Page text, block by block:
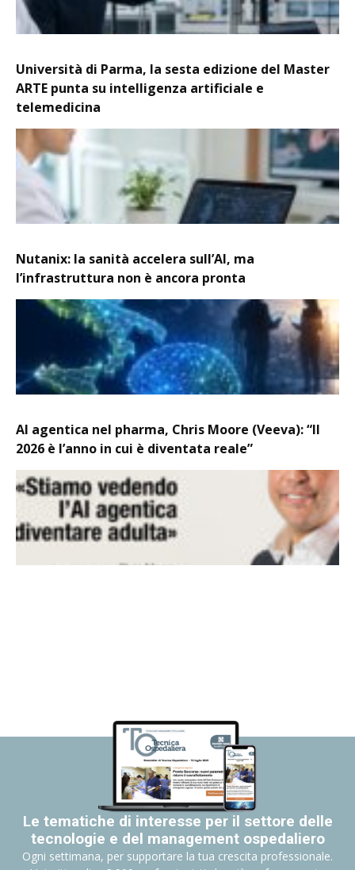
Università di Parma, la sesta edizione del Master
ARTE punta su intelligenza artificiale e
telemedicina
Nutanix: la sanità accelera sull’AI, ma
l’infrastruttura non è ancora pronta
AI agentica nel pharma, Chris Moore (Veeva): “Il
2026 è l’anno in cui è diventata reale”
Le tematiche di interesse per il settore delle
tecnologie e del management ospedaliero
Ogni settimana, per supportare la tua crescita professionale.